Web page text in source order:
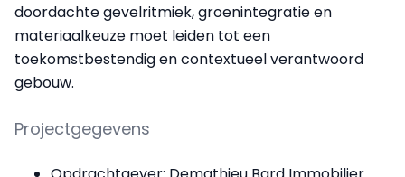
doordachte gevelritmiek, groenintegratie en
materiaalkeuze moet leiden tot een
toekomstbestendig en contextueel verantwoord
gebouw.
Projectgegevens